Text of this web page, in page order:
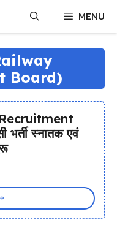
MENU
Board)
भर्ती स्नातक एवं